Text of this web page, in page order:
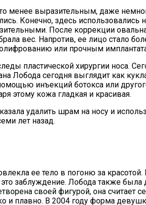
менее выразительным, даже
Конечно, здесь
После коррекции
вес. Напротив, ее лицо стало
или прочным
пластической хирургии носа.
Лобода сегодня выглядит как
инъекций ботокса или
этому кожа гладкая и красивая.
удалить шрам на носу и
лет назад.
ее тело в погоню за
заблуждение. Лобода также
своей фигурой, она считает
и плавно. В 2004 году форма